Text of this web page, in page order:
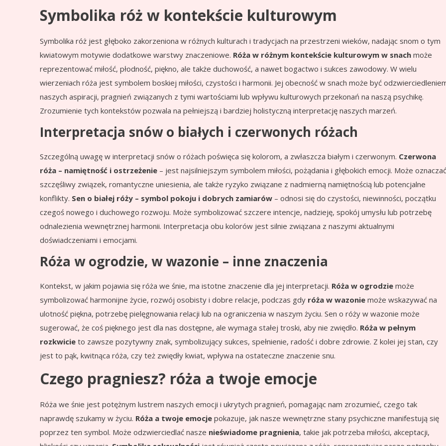
Symbolika róż w kontekście kulturowym
Symbolika róż jest głęboko zakorzeniona w różnych kulturach i tradycjach na przestrzeni wieków, nadając snom o tym
kwiatowym motywie dodatkowe warstwy znaczeniowe. Róża w różnym kontekście kulturowym w snach może
reprezentować miłość, płodność, piękno, ale także duchowość, a nawet bogactwo i sukces zawodowy. W wielu
wierzeniach róża jest symbolem boskiej miłości, czystości i harmonii. Jej obecność w snach może być
naszych aspiracji, pragnień związanych z tymi wartościami lub wpływu kulturowych przekonań na naszą psychikę.
Zrozumienie tych kontekstów pozwala na pełniejszą i bardziej holistyczną interpretację naszych marzeń.
Interpretacja snów o białych i czerwonych różach
Szczególną uwagę w interpretacji snów o różach poświęca się kolorom, a zwłaszcza białym i czerwonym. Czerwona
róża – namiętność i ostrzeżenie – jest najsilniejszym symbolem miłości, pożądania i głębokich emocji. Może oznaczać
szczęśliwy związek, romantyczne uniesienia, ale także ryzyko związane z nadmierną namiętnością lub potencjalne
konflikty. Sen o białej róży – symbol pokoju i dobrych zamiarów – odnosi się do czystości, niewinności, początku
czegoś nowego i duchowego rozwoju. Może symbolizować szczere intencje, nadzieję, spokój umysłu lub potrzebę
odnalezienia wewnętrznej harmonii. Interpretacja obu kolorów jest silnie związana z naszymi aktualnymi
doświadczeniami i emocjami.
Róża w ogrodzie, w wazonie – inne znaczenia
Kontekst, w jakim pojawia się róża we śnie, ma istotne znaczenie dla jej interpretacji. Róża w ogrodzie może
symbolizować harmonijne życie, rozwój osobisty i dobre relacje, podczas gdy róża w wazonie może wskazywać na
ulotność piękna, potrzebę pielęgnowania relacji lub na ograniczenia w naszym życiu. Sen o róży w wazonie może
sugerować, że coś pięknego jest dla nas dostępne, ale wymaga stałej troski, aby nie zwiędło. Róża w pełnym
rozkwicie to zawsze pozytywny znak, symbolizujący sukces, spełnienie, radość i dobre zdrowie. Z kolei jej stan, czy
jest to pąk, kwitnąca róża, czy też zwiędły kwiat, wpływa na ostateczne znaczenie snu.
Czego pragniesz? róża a twoje emocje
Róża we śnie jest potężnym lustrem naszych emocji i ukrytych pragnień, pomagając nam zrozumieć, czego tak
naprawdę szukamy w życiu. Róża a twoje emocje pokazuje, jak nasze wewnętrzne stany psychiczne manifestują się
poprzez ten symbol. Może odzwierciedlać nasze nieświadome pragnienia, takie jak potrzeba miłości, akceptacji,